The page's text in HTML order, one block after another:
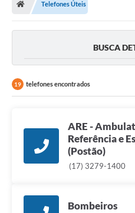
Telefones Úteis
BUSCA
19 telefones encontrados
ARE -
Referência e
(Postão)
(17) 3279-1400
Bombeiros